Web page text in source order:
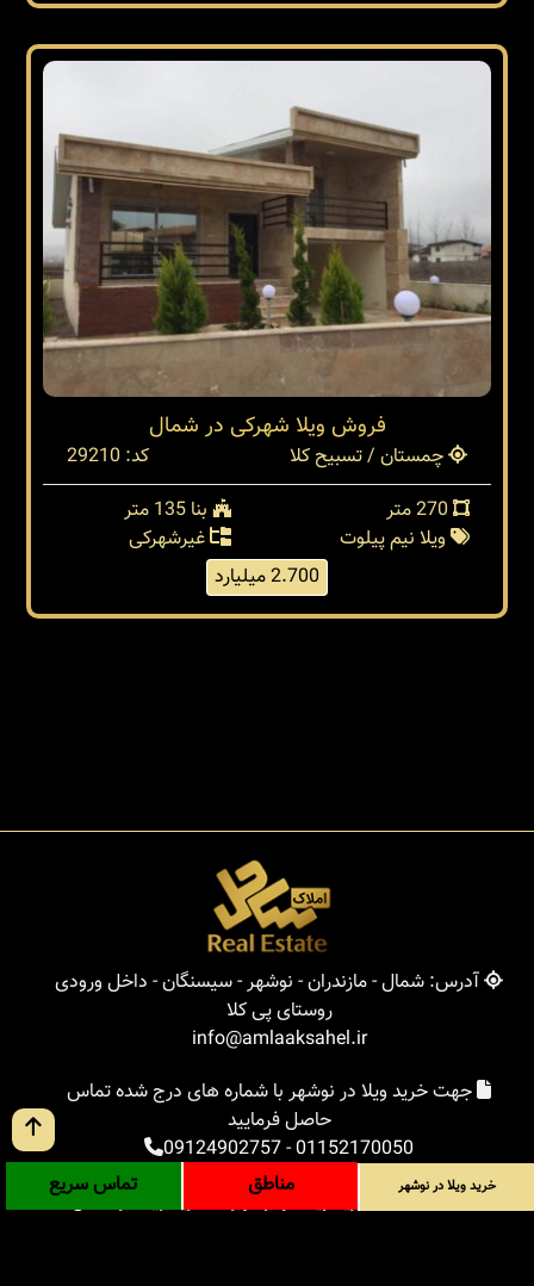
فروش ویلا شهرکی در شمال
چمستان / تسبیح کلا
کد: 29210
بنا 135 متر
ویلا نیم پیلوت
غیرشهرکی
2.700 میلیارد
آدرس: شمال - مازندران - نوشهر - سیسنگان - داخل ورودی
روستای پی کلا
info@amlaaksahel.ir
جهت خرید ویلا در نوشهر با شماره های درج شده تماس
حاصل فرمایید
01152170050
-
09124902757
املاک ساحل
خرید ویلا در نوشهر
خرید ویلا در شمال
خرید ویلا در نوشهر مناطق تماس سریع